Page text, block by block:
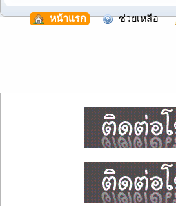
หน้าแรก ช่วยเหลือ